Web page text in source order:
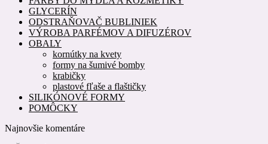
GLYCERÍN
ODSTRAŇOVAČ BUBLINIEK
VÝROBA PARFÉMOV A DIFUZÉROV
OBALY
kornútky na kvety
formy na šumivé bomby
krabičky
plastové fľaše a flaštičky
SILIKÓNOVÉ FORMY
POMÔCKY
Najnovšie komentáre